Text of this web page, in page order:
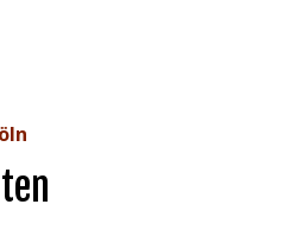
anno 1724